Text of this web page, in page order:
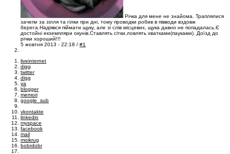
Річка для мене не знайома. Траплялися
зачепи за зілля та гілки при дні, тому проводки робив в півводи вздовж
берега.Надіявся піймати щуку, але зі слів місцевих, щука давно не попадалась.Є
достойні екземпляри окунів.Ставлять сітки,ловлять хватками(пауками). Доїзд до
річки хороший!!!
5 жовтня 2013 - 22:18 / #1
liveinternet
digg
twitter
digg
ya
blogger
memori
google_sub
vkontakte
linkedin
myspace
facebook
mail
moikrug
bobrdobr